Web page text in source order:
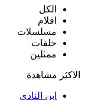
الكل
افلام
مسلسلات
حلقات
ممثلين
الاكثر مشاهدة
ابن النادي